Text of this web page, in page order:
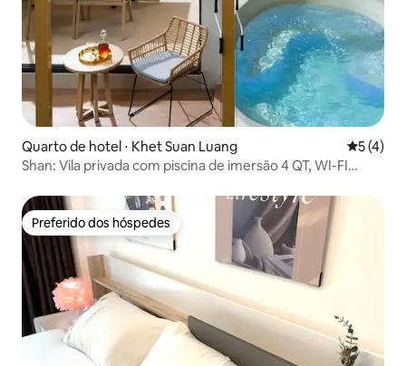
Quarto de hotel ⋅ Khet Suan Luang 5 de
5 (4)
Shan: Vila privada com piscina de imersão 4 QT, WI-FI
Preferido dos hóspedes
Preferido dos hóspedes